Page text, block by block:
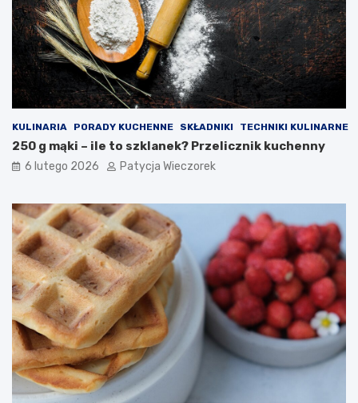
KULINARIA PORADY KUCHENNE SKŁADNIKI TECHNIKI KULINARNE
250 g mąki – ile to szklanek? Przelicznik kuchenny
6 lutego 2026 Patycja Wieczorek